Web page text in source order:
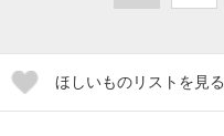
ほしいものリストを見る